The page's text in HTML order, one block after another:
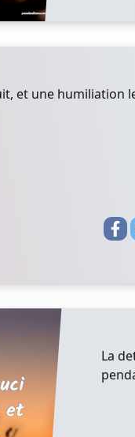
et une humiliation
La